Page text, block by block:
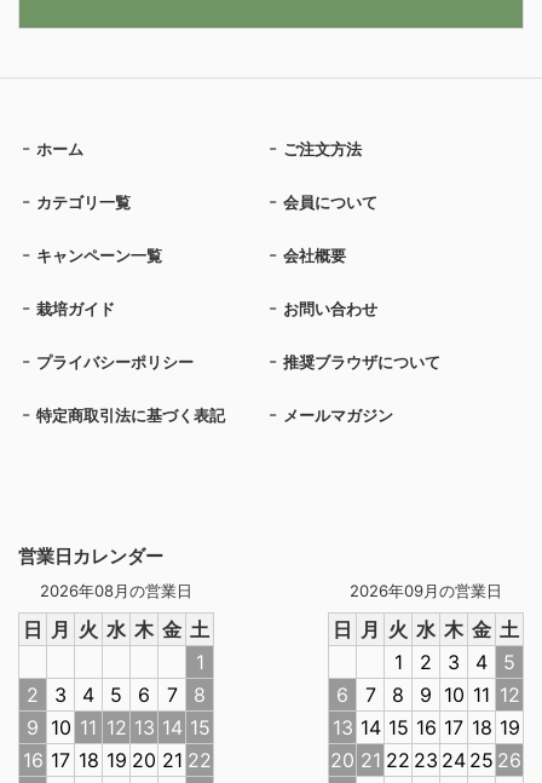
営業日カレンダー
2026年08月の営業日
日 月 火 水 木 金 土
1
2
3 4 5 6 7
8
9 10 11 12 13 14 15
16 17 18 19 20 21 22
2026年09月の営業日
日 月 火 水 木 金 土
1
2 3 4
5
6
7 8 9 10 11 12
13 14 15 16 17 18 19
20 21 22 23 24 25 26
ホーム ご注文方法
カテゴリ一覧 会員について
キャンペーン一覧 会社概要
栽培ガイド お問い合わせ
プライバシーポリシー 推奨ブラウザについて
特定商取引法に基づく表記 メールマガジン